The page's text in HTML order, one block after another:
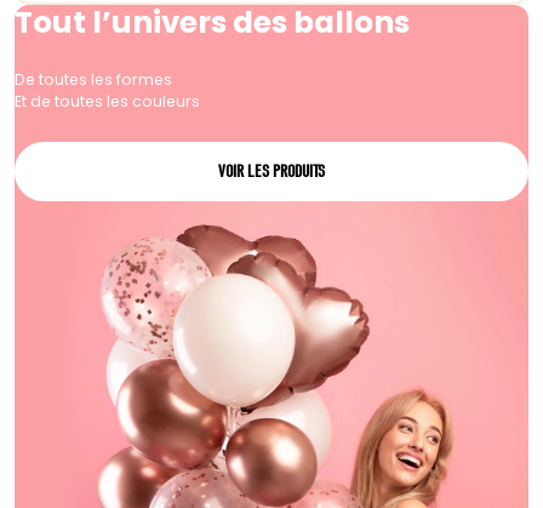
Tout l’univers des ballons
De toutes les formes
Et de toutes les couleurs
VOIR LES PRODUITS